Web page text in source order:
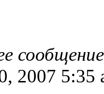
2007 5:35